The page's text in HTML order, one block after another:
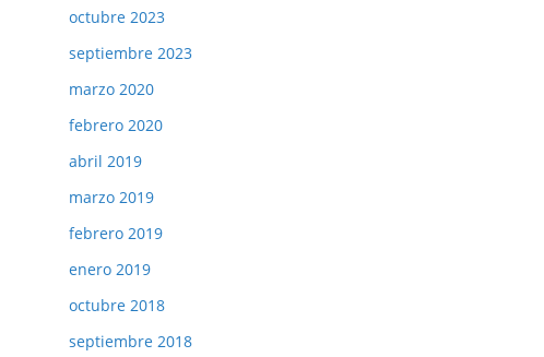
octubre 2023
septiembre 2023
marzo 2020
febrero 2020
abril 2019
marzo 2019
febrero 2019
enero 2019
octubre 2018
septiembre 2018